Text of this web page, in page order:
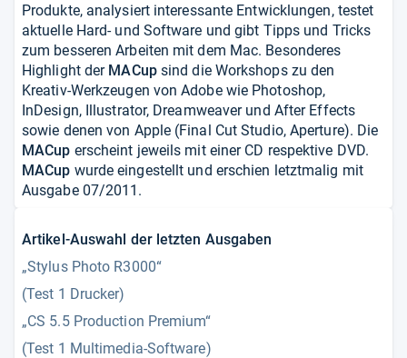
Produkte, analysiert interessante Entwicklungen, testet
aktuelle Hard- und Software und gibt Tipps und Tricks
zum besseren Arbeiten mit dem Mac. Besonderes
Highlight der MACupsind die Workshops zu den
Kreativ-Werkzeugen von Adobe wie Photoshop,
InDesign, Illustrator, Dreamweaver und After Effects
sowie denen von Apple (Final Cut Studio, Aperture). Die
MACup erscheint jeweils mit einer CD respektive DVD.
MACup wurde eingestellt und erschien letztmalig mit
Ausgabe 07/2011.
Artikel-Auswahl der letzten Ausgaben
„Stylus Photo R3000“
(Test 1 Drucker)
„CS 5.5 Production Premium“
(Test 1 Multimedia-Software)